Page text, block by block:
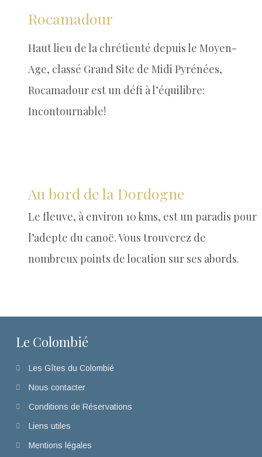
Rocamadour
Haut lieu de la chrétienté depuis le Moyen-
Age, classé Grand Site de Midi Pyrénées,
Rocamadour est un défi à l’équilibre:
Incontournable!
Au bord de la Dordogne
Le fleuve, à environ 10 kms, est un paradis pour
l’adepte du canoë.Vous trouverez de
nombreux points de location sur ses abords.
Le Colombié
Les Gîtes du Colombié
Nous contacter
Conditions de Réservations
Liens utiles
Mentions légales